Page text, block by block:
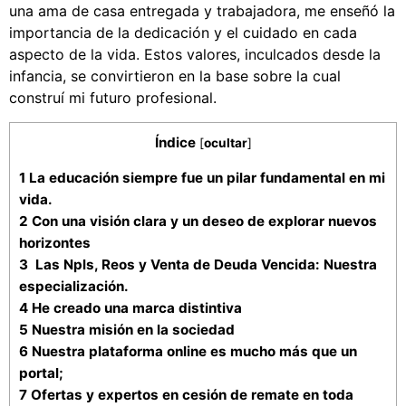
una ama de casa entregada y trabajadora, me enseñó la
importancia de la dedicación y el cuidado en cada
aspecto de la vida. Estos valores, inculcados desde la
infancia, se convirtieron en la base sobre la cual
construí mi futuro profesional.
Índice [ocultar]
1 La educación siempre fue un pilar fundamental en mi
vida.
2 Con una visión clara y un deseo de explorar nuevos
horizontes
3 Las Npls, Reos y Venta de Deuda Vencida: Nuestra
especialización.
4 He creado una marca distintiva
5 Nuestra misión en la sociedad
6 Nuestra plataforma online es mucho más que un
portal;
7 Ofertas y expertos en cesión de remate en toda